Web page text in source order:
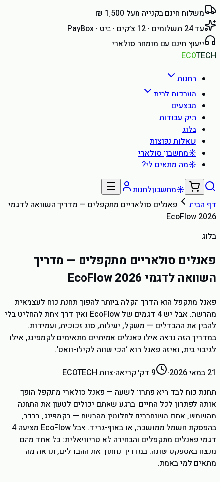
משלוח חינם בקנייה מעל 1,500 ₪
עד 24 תשלומים · 12 צ׳קים · ביט · PayBox
ייעוץ חינם עם מומחה סולארי
ECOTECH
החנות
מערכות לבית
מבצעים
תיק עבודות
בלוג
שאלות נפוצות
☀מחשבון סולארי
☀מה מתאים לי?
☀מחשבוןלחנות
דף הבית
פאנלים סולאריים מתקפלים — מדריך השוואה לדגמי
EcoFlow 2026
בלוג
פאנלים סולאריים מתקפלים — מדריך
השוואה לדגמי EcoFlow 2026
פאנל מתקפל הוא הדרך הקלה ביותר להפוך תחנת כוח לעצמאית
מהרשת. אבל יש 4 דגמים של EcoFlow ואין דרך אחת להחליט בלי
להבין את ההבדלים — משקל, יעילות, סוג זכוכית, ועמידות.
במדריך הזה נראה אילו פאנלים אמיתיים מתאימים לקמפינג, אילו
לגיבוי בית, ואיזה פאנל הוא ‘הכי שווה לקילו-וואט’.
21 במאי 2026
·
9 דק׳ קריאה·צוות ECOTECH
תחנת כוח לבד היא פתרון לשעה — פאנל סולארי מתקפל הופך
אותה לפתרון לכל החיים. ברגע שאתם יכולים לטעון את התחנה
מהשמש, אתם משוחררים לחלוטין מהרשת — בקמפינג, ברכב,
בהפסקת חשמל ממושכת, או באוף-גריד. אבל EcoFlow מציעה 4
דגמי פאנלים מתקפלים והבחירה לא טריוויאלית: כל אחד מהם
מנצח באספקט שונה. במדריך נחתוך את ההבדלים, ונראה מה
מתאים למי באמת.